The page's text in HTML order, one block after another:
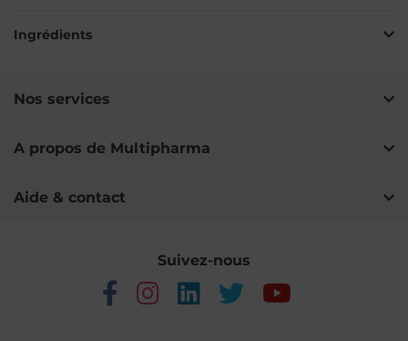
Ingrédients
Nos services
A propos de Multipharma
Aide & contact
Suivez-nous